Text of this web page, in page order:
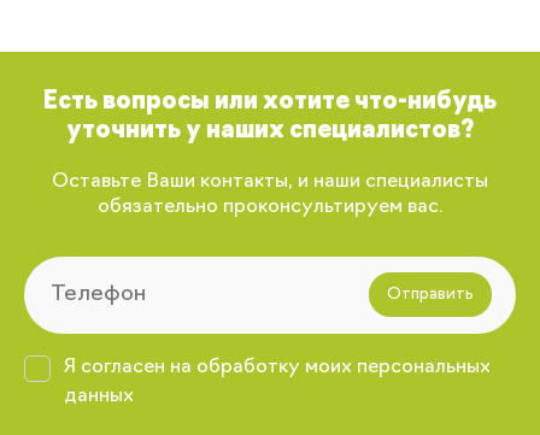
Есть вопросы или хотите что-нибудь
уточнить у наших специалистов?
Оставьте Ваши контакты, и наши специалисты
обязательно проконсультируем вас.
Отправить
Я согласен на обработку моих персональных
данных